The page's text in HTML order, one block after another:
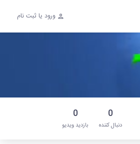
ورود یا ثبت نام
0
دنبال‌ کننده
0
بازدید ویدیو